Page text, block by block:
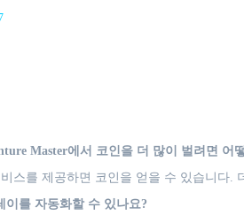
Master에서 코인을 더 많이 벌려면 어
스를 제공하면 코인을 얻을 수 있습니다.
이를 자동화할 수 있나요?